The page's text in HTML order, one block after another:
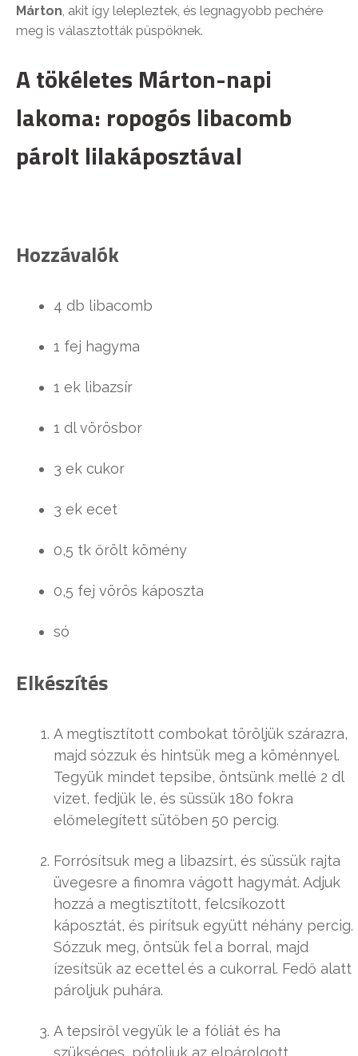
Márton, akit így lelepleztek, és legnagyobb pechére
meg is választották püspöknek.
A tökéletes Márton-napi
lakoma: ropogós libacomb
párolt lilakáposztával
Hozzávalók
4 db libacomb
1 fej hagyma
1 ek libazsír
1 dl vörösbor
3 ek cukor
3 ek ecet
0,5 tk őrölt kömény
0,5 fej vörös káposzta
só
Elkészítés
A megtisztított combokat töröljük szárazra,
majd sózzuk és hintsük meg a köménnyel.
Tegyük mindet tepsibe, öntsünk mellé 2 dl
vizet, fedjük le, és süssük 180 fokra
előmelegített sütőben 50 percig.
Forrósítsuk meg a libazsírt, és süssük rajta
üvegesre a finomra vágott hagymát. Adjuk
hozzá a megtisztított, felcsíkozott
káposztát, és pirítsuk együtt néhány percig.
Sózzuk meg, öntsük fel a borral, majd
ízesítsük az ecettel és a cukorral. Fedő alatt
pároljuk puhára.
A tepsiről vegyük le a fóliát és ha